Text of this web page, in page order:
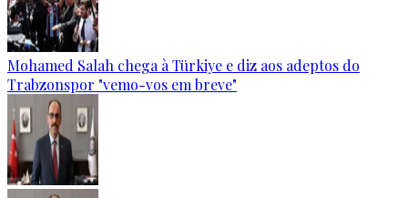
Mohamed Salah chega à Türkiye e diz aos adeptos do
Trabzonspor "vemo-vos em breve"